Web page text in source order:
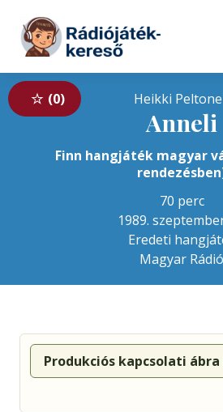
Tovább a tartalomhoz
0 Heikki
Anneli
Finn hangjáték magyar
70 perc
1989.
Eredeti
Magyar Rádió
Produkciós kapcsolati